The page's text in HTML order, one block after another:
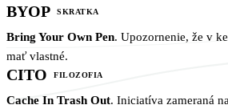
BYOP SKRATKA
Bring Your Own Pen. Upozornenie, že v
mať vlastné.
CITO FILOZOFIA
Cache In Trash Out. Iniciatíva zameraná